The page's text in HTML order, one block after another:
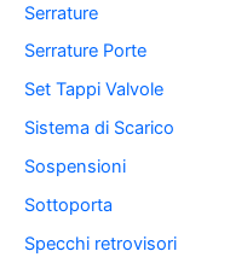
Serrature
Serrature Porte
Set Tappi Valvole
Sistema di Scarico
Sospensioni
Sottoporta
Specchi retrovisori